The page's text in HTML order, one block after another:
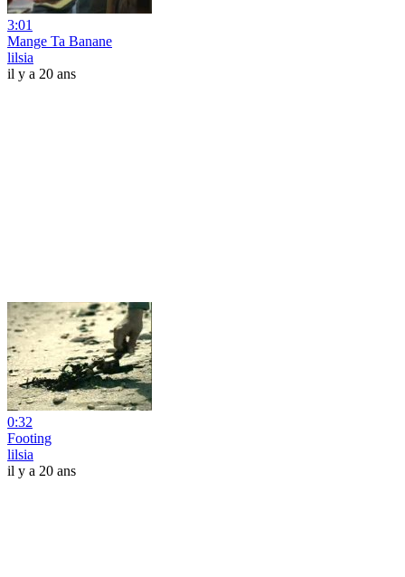
3:01
Mange Ta Banane
lilsia
il y a 20 ans
0:32
Footing
lilsia
il y a 20 ans